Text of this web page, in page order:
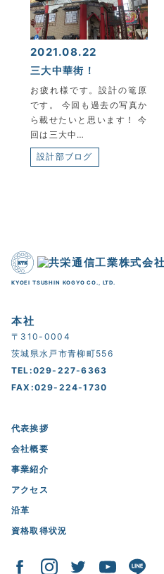
2021.08.22
三大中華街！
お疲れ様です。設計の篭原
です。 今回も過去の写真か
ら載せたいと思います！ 今
回は三大中…
設計部ブログ
KYOEI TSUSHIN KOGYO CO., LTD.
本社
〒310-0004
茨城県水戸市青柳町556
TEL:029-227-6363
FAX:029-224-1730
代表挨拶
会社概要
事業紹介
アクセス
沿革
資格取得状況